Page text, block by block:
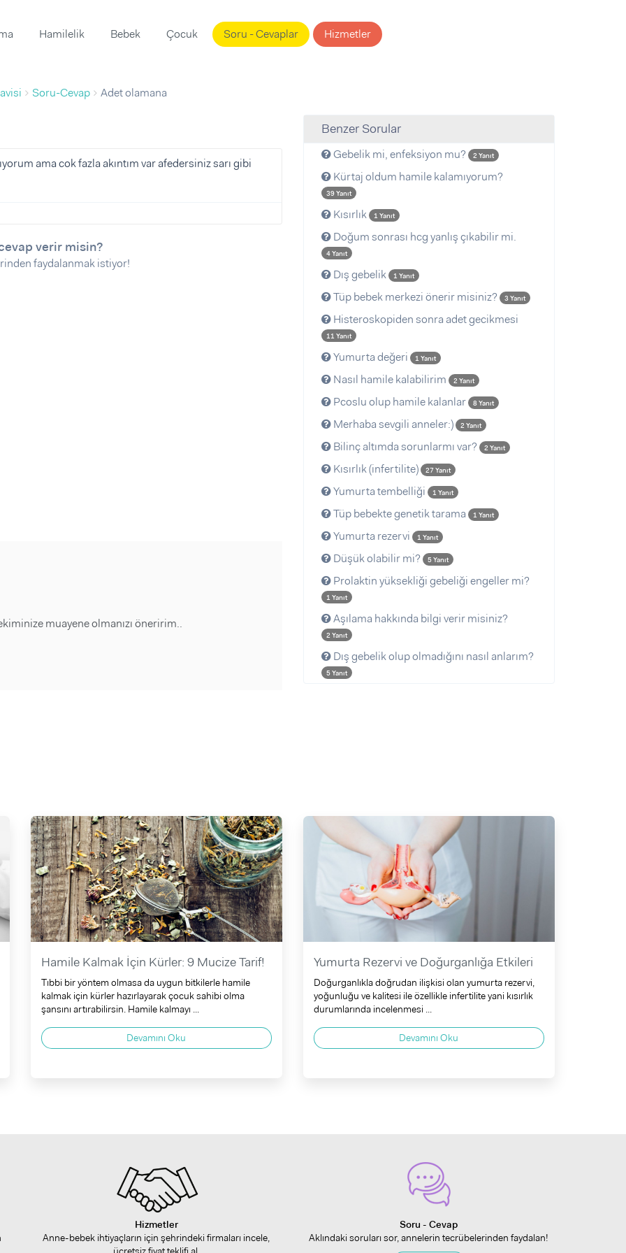
Hamilelik Bebek Çocuk Soru - Cevaplar Hizmetler
Soru-Cevap Adet olamana
ama cok fazla akıntım var afedersiniz sarı gibi
verir misin?
faydalanmak istiyor!
muayene olmanızı öneririm..
Benzer Sorular
Gebelik mi, enfeksiyon mu? 2 Yanıt
Kürtaj oldum hamile kalamıyorum?
39 Yanıt
Kısırlık 1 Yanıt
Doğum sonrası hcg yanlış çıkabilir mi.
4 Yanıt
Dış gebelik 1 Yanıt
Tüp bebek merkezi önerir misiniz? 3 Yanıt
Histeroskopiden sonra adet gecikmesi
11 Yanıt
Yumurta değeri 1 Yanıt
Nasıl hamile kalabilirim 2 Yanıt
Pcoslu olup hamile kalanlar 8 Yanıt
Merhaba sevgili anneler:) 2 Yanıt
Bilinç altımda sorunlarmı var? 2 Yanıt
Kısırlık (infertilite) 27 Yanıt
Yumurta tembelliği 1 Yanıt
Tüp bebekte genetik tarama 1 Yanıt
Yumurta rezervi 1 Yanıt
Düşük olabilir mi? 5 Yanıt
Prolaktin yüksekliği gebeliği engeller mi?
1 Yanıt
Aşılama hakkında bilgi verir misiniz?
2 Yanıt
Dış gebelik olup olmadığını nasıl anlarım?
5 Yanıt
Hamile Kalmak İçin Kürler: 9 Mucize Tarif!
Tıbbi bir yöntem olmasa da uygun bitkilerle hamile
kalmak için kürler hazırlayarak çocuk sahibi olma
şansını artırabilirsin. Hamile kalmayı ...
Devamını Oku
Yumurta Rezervi ve Doğurganlığa Etkileri
Doğurganlıkla doğrudan ilişkisi olan yumurta rezervi,
yoğunluğu ve kalitesi ile özellikle infertilite yani kısırlık
durumlarında incelenmesi ...
Devamını Oku
Hizmetler
Anne-bebek ihtiyaçların için şehrindeki firmaları incele,
Soru - Cevap
Aklındaki soruları sor, annelerin tecrübelerinden faydalan!